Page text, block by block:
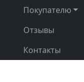
Покупателю
Отзывы
Контакты